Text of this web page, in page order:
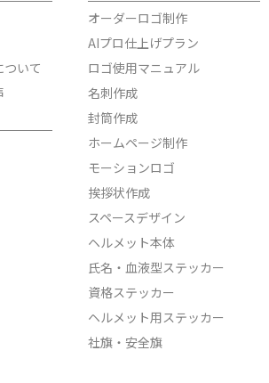
いて
オーダーロゴ制作
AIプロ仕上げプラン
ロゴ使用マニュアル
名刺作成
封筒作成
ホームページ制作
モーションロゴ
挨拶状作成
スペースデザイン
ヘルメット本体
氏名・血液型ステッカー
資格ステッカー
ヘルメット用ステッカー
社旗・安全旗